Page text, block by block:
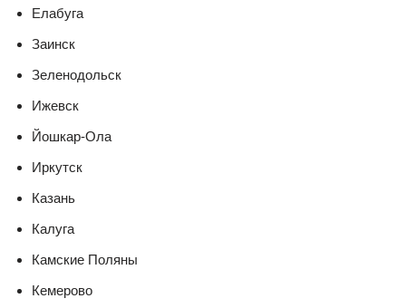
Елабуга
Заинск
Зеленодольск
Ижевск
Йошкар-Ола
Иркутск
Казань
Калуга
Камские Поляны
Кемерово